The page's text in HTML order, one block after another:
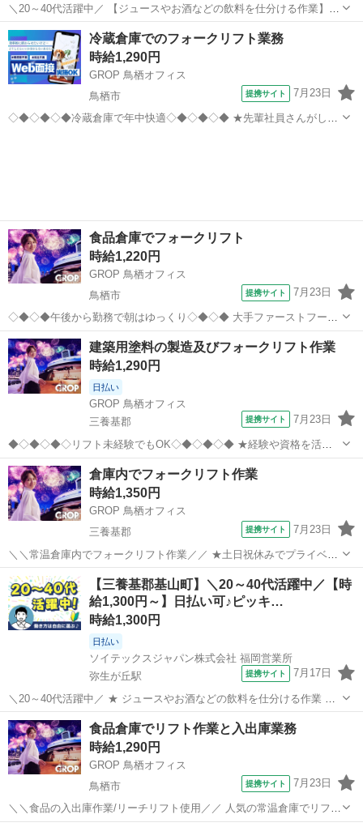
＼20～40代活躍中／ 【ジュースやお酒などの飲料を仕分ける作業】
◆リーチフォークリフトによる運搬作業 ◆指示書に沿った商品のピッ
キング ◆商品のパレット積み ※初めはピッキング?パレットをエレベ
ーター前まで運ぶの繰り...
佐賀 三養基郡 弥生が丘駅 ドライバー
冷蔵倉庫でのフォークリフト業務
時給1,290円
GROP 鳥栖オフィス
鳥栖市
提携サイト 7月23日
◇◆◇◆◇◆冷蔵倉庫で年中快適◇◆◇◆◇◆ ★先輩社員さんがしっ
食品倉庫でフォークリフト
時給1,220円
GROP 鳥栖オフィス
鳥栖市
提携サイト 7月23日
◇◆◇◆午後から勤務で朝はゆっくり◇◆◇◆ 大手ファーストフード
店の商品を保管している倉庫です。 冷蔵・冷凍選べます！防寒着は貸
与！ シフト制で平日休めます♪ ------ (雇入れ直後) ＜具体的なお仕事内
容＞ 【冷...
佐賀 鳥栖市 ドライバー
建築用塗料の製造及びフォークリフト作業
時給1,290円
日払い
GROP 鳥栖オフィス
三養基郡
提携サイト 7月23日
◆◇◆◇◆◇リフト未経験でもOK◇◆◇◆◇◆ ★経験や資格を活か
せます ★土日休みでプライベート充実♪ −−−−−−−−−−−−−−−−−−−−−−
−− (雇入れ直後) ＜具体的なお仕事内容＞ 建築用塗料を製造してい...
佐賀 三養基郡 ドライバー
倉庫内でフォークリフト作業
時給1,350円
GROP 鳥栖オフィス
三養基郡
提携サイト 7月23日
＼＼常温倉庫内でフォークリフト作業／／ ★土日祝休みでプライベー
ト充実♪ ★16：00までの実働7時間なので体の負担も少ない！ ★リフ
トの経験活かせます！ −−−−−−−−−−−−−−−−−−−−−−−− (雇入れ直
後)...
佐賀 三養基郡 ドライバー
【三養基郡基山町】＼20～40代活躍中／【時
給1,300円～】日払い可♪ピッキ…
時給1,300円
日払い
ソイテックスジャパン株式会社 福岡営業所
弥生が丘駅
提携サイト 7月17日
＼20～40代活躍中／ ★ ジュースやお酒などの飲料を仕分ける作業 ★
■商品のパレット積み ■リーチフォークリフトによる運搬作業 ■指示書
に沿った商品のピッキング ※初めはピッキング?パレットをエレベー
ター前まで運ぶの...
佐賀 三養基郡 弥生が丘駅 ドライバー
食品倉庫でリフト作業と入出庫業務
時給1,290円
GROP 鳥栖オフィス
鳥栖市
提携サイト 7月23日
＼＼食品の入出庫作業/リーチリフト使用／／ 人気の常温倉庫でリフト
作業者募集！ リフト３割なのでリフトの経験が少ない方も チャレンジ